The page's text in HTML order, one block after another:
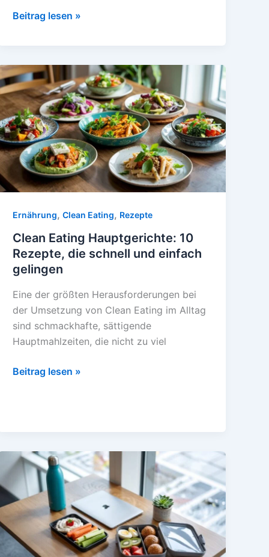
Gesunde
&
Geist
Beitrag lesen »
Ernährung,Clean Eating, Rezepte
Clean Eating Hauptgerichte: 10
Rezepte, die schnell und einfach
gelingen
Eine der größten Herausforderungen bei
der Umsetzung von Clean Eating im Alltag
sind schmackhafte, sättigende
Hauptmahlzeiten, die nicht zu viel
Clean
die
schnell
und
einfach
gelingen
Beitrag lesen »